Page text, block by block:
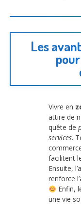
Les
Vivre en
attire de
quête de
services.
facilitent
Ensuite,
renforce
Enfin,
une vie